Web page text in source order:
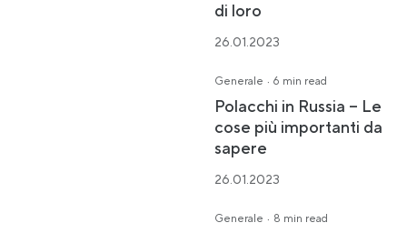
di loro
26.01.2023
Generale · 6 min read
Polacchi in Russia – Le
cose più importanti da
sapere
26.01.2023
Generale · 8 min read